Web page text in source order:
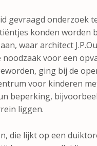
gevraagd onderzoek
konden worden
waar architect
voor een
ging bij de
voor kinderen
beperking,
liggen.
die lijkt op een